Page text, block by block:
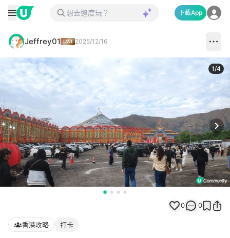
下載App
Jeffrey01 2025/12/16
1/4
0 0
香港攻略 打卡